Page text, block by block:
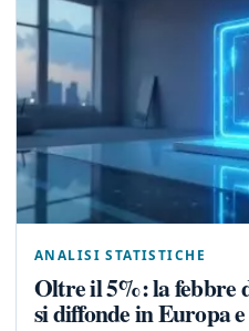
ANALISI STATISTICHE
Oltre il 5%: la febbre
si diffonde in Europa